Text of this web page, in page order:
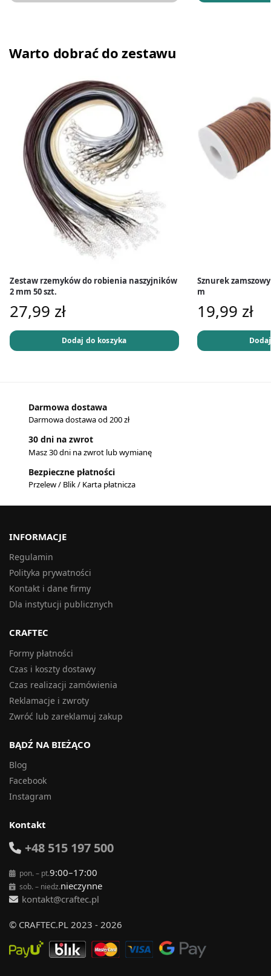
Warto dobrać do zestawu
Zestaw rzemyków do robienia naszyjników
2 mm 50 szt.
27,99 zł
Dodaj do koszyka
Sznurek
m
19,99 zł
Darmowa dostawa
Darmowa dostawa od 200 zł
30 dni na zwrot
Masz 30 dni na zwrot lub wymianę
Bezpieczne płatności
Przelew / Blik / Karta płatnicza
INFORMACJE
Regulamin
Polityka prywatności
Kontakt i dane firmy
Dla instytucji publicznych
CRAFTEC
Formy płatności
Czas i koszty dostawy
Czas realizacji zamówienia
Reklamacje i zwroty
Zwróć lub zareklamuj zakup
BĄDŹ NA BIEŻĄCO
Blog
Facebook
Instagram
Kontakt
+48 515 197 500
pon. – pt.9:00–17:00
sob. – niedz.nieczynne
kontakt@craftec.pl
© CRAFTEC.PL 2023 - 2026